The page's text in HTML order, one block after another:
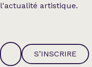
l'actualité artistique.
S’INSCRIRE